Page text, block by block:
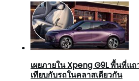
เผยภายใน Xpeng G9L พื้นที่แถ
เทียบกับรถในคลาสเดียวกัน